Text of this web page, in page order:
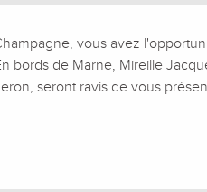
vous avez
bords de Marne, Mireille
seront ravis de vous